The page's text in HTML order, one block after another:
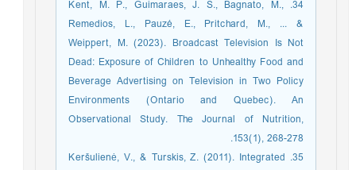
34. Kent, M. P., Guimaraes, J. S., Bagnato, M.,
Remedios, L., Pauzé, E., Pritchard, M., ... &
Weippert, M. (2023). Broadcast Television Is Not
Dead: Exposure of Children to Unhealthy Food and
Beverage Advertising on Television in Two Policy
Environments (Ontario and Quebec). An
Observational Study. The Journal of Nutrition,
153(1), 268-278.
35. Keršulienė, V., & Turskis, Z. (2011). Integrated